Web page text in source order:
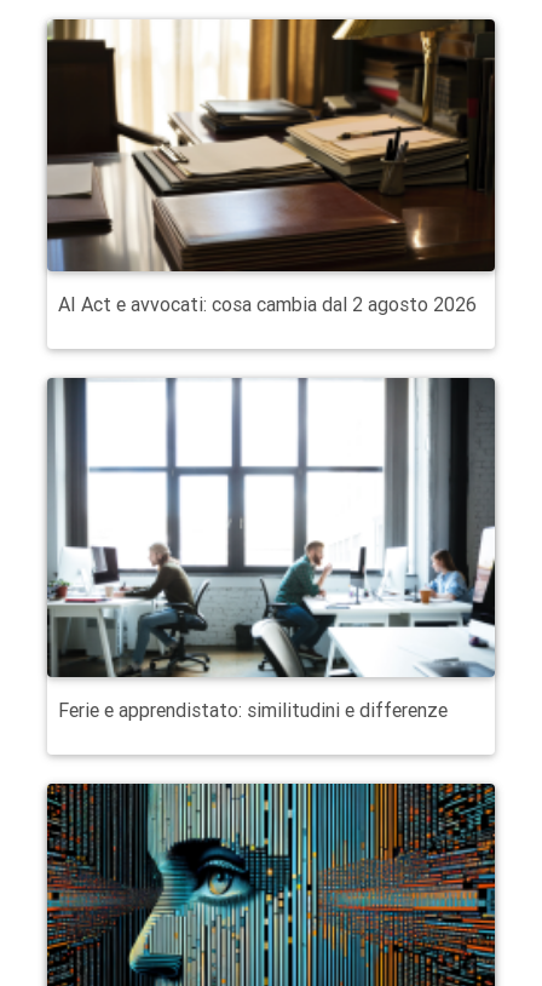
AI Act e avvocati: cosa cambia dal 2 agosto 2026
Ferie e apprendistato: similitudini e differenze